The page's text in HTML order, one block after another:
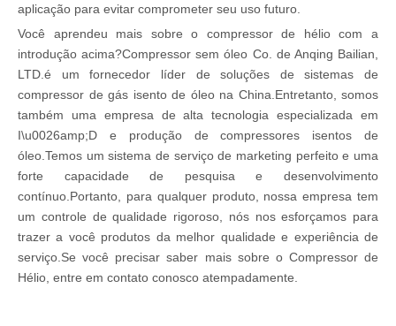
aplicação para evitar comprometer seu uso futuro.
Você aprendeu mais sobre o compressor de hélio com a
introdução acima?Compressor sem óleo Co. de Anqing Bailian,
LTD.é um fornecedor líder de soluções de sistemas de
compressor de gás isento de óleo na China.Entretanto, somos
também uma empresa de alta tecnologia especializada em
I\u0026amp;D e produção de compressores isentos de
óleo.Temos um sistema de serviço de marketing perfeito e uma
forte capacidade de pesquisa e desenvolvimento
contínuo.Portanto, para qualquer produto, nossa empresa tem
um controle de qualidade rigoroso, nós nos esforçamos para
trazer a você produtos da melhor qualidade e experiência de
serviço.Se você precisar saber mais sobre o Compressor de
Hélio, entre em contato conosco atempadamente.